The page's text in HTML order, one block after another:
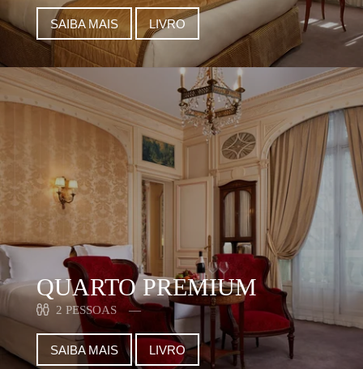
SAIBA MAIS LIVRO
QUARTO PREMIUM
2 PESSOAS
SAIBA MAIS LIVRO